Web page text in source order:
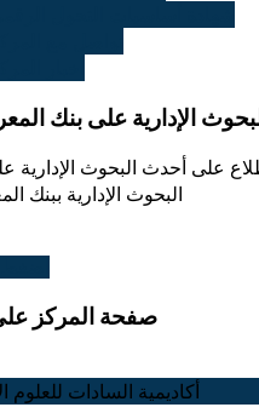
الإدارية على بنك
على أحدث البحوث
البحوث الإدارية ببنك
صفحة المركز
أكاديمية السادات للعلوم